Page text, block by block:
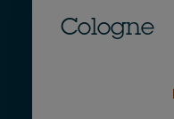
Cologne